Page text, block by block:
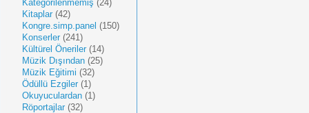
Kategorilenmemiş (24)
Kitaplar (42)
Kongre.simp.panel (150)
Konserler (241)
Kültürel Öneriler (14)
Müzik Dışından (25)
Müzik Eğitimi (32)
Ödüllü Ezgiler (1)
Okuyuculardan (1)
Röportajlar (32)